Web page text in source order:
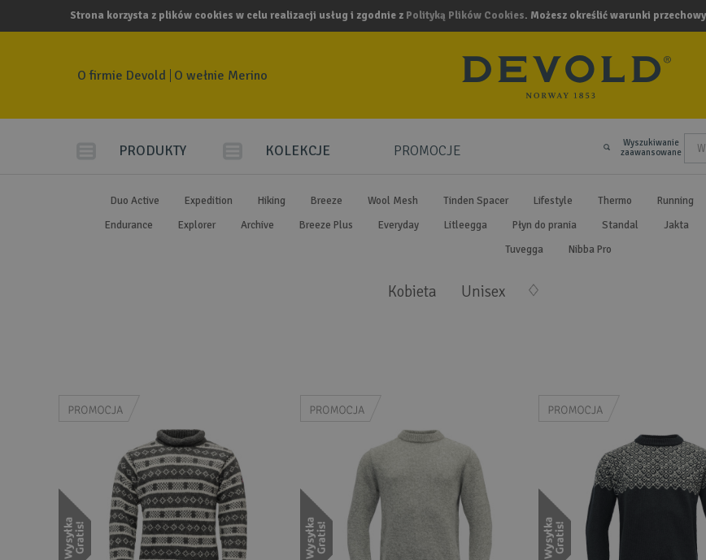
Strona korzysta z plików cookies w celu realizacji usług i zgodnie z Polityką Plików Cookies. Możesz określić warunki
O firmie Devold O wełnie Merino
PRODUKTY KOLEKCJE PROMOCJE
Wyszukiwanie
zaawansowane
Duo Active Expedition Hiking Breeze Wool Mesh Tinden Spacer Lifestyle Thermo Running
Endurance
Explorer Archive Breeze Plus Everyday Litleegga Płyn do prania Standal Jakta
Tuvegga
Nibba Pro
Kobieta Unisex